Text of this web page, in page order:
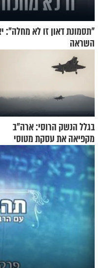
"תסמונת דאון זו לא מחלה":
השראה
בגלל הנשק הרוסי: ארה"ב
מקפיאה את עסקת מטוסי
הקרב לטורקיה